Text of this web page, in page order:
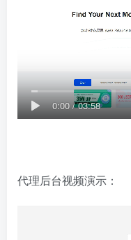
0:00/03:58
代理后台视频演示：